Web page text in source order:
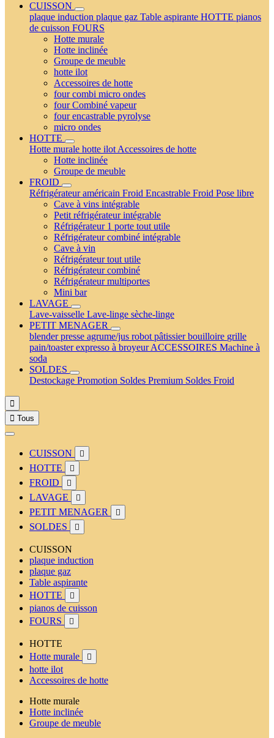
CUISSON
plaque induction plaque gaz Table aspirante HOTTE pianos
de cuisson FOURS
Hotte murale
Hotte inclinée
Groupe de meuble
hotte ilot
Accessoires de hotte
four combi micro ondes
four Combiné vapeur
four encastrable pyrolyse
micro ondes
HOTTE
Hotte murale hotte ilot Accessoires de hotte
Hotte inclinée
Groupe de meuble
FROID
Réfrigérateur américain Froid Encastrable Froid Pose libre
Cave à vins intégrable
Petit réfrigérateur intégrable
Réfrigérateur 1 porte tout utile
Réfrigérateur combiné intégrable
Cave à vin
Réfrigérateur tout utile
Réfrigérateur combiné
Réfrigérateur multiportes
Mini bar
LAVAGE
Lave-vaisselle Lave-linge sèche-linge
PETIT MENAGER
blenderpresse agrume/jus robot pâtissierbouilloire grille
pain/toasterexpresso à broyeurACCESSOIRES Machine à
soda
SOLDES
Destockage Promotion Soldes Premium Soldes Froid

 Tous
CUISSON 
HOTTE 
FROID 
LAVAGE 
PETIT MENAGER 
SOLDES 
CUISSON
plaque induction
plaque gaz
Table aspirante
HOTTE

pianos de cuisson
FOURS

HOTTE
Hotte murale

hotte ilot
Accessoires de hotte
Hotte murale
Hotte inclinée
Groupe de meuble